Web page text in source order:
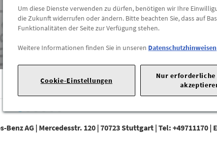
Benz AG | Mercedesstr. 120 | 70723 Stuttgart | Tel: +49711170 |
Um diese Dienste verwenden zu dürfen, benötigen wir Ihre
die Zukunft widerrufen oder ändern. Bitte beachten Sie, dass auf
Funktionalitäten der Seite zur Verfügung stehen.
Weitere Informationen finden Sie in unseren Datenschutzhinweisen
Cookie-Einstellungen
Nur erforderliche